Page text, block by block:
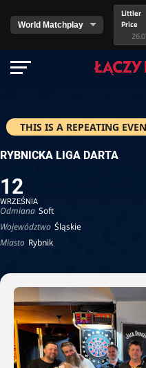
Littler
Price
THIS IS A REPEATING
RYBNICKA LIGA DARTA
12
WRZEŚNIA
Odmiana Soft
Województwo Śląskie
Miasto Rybnik